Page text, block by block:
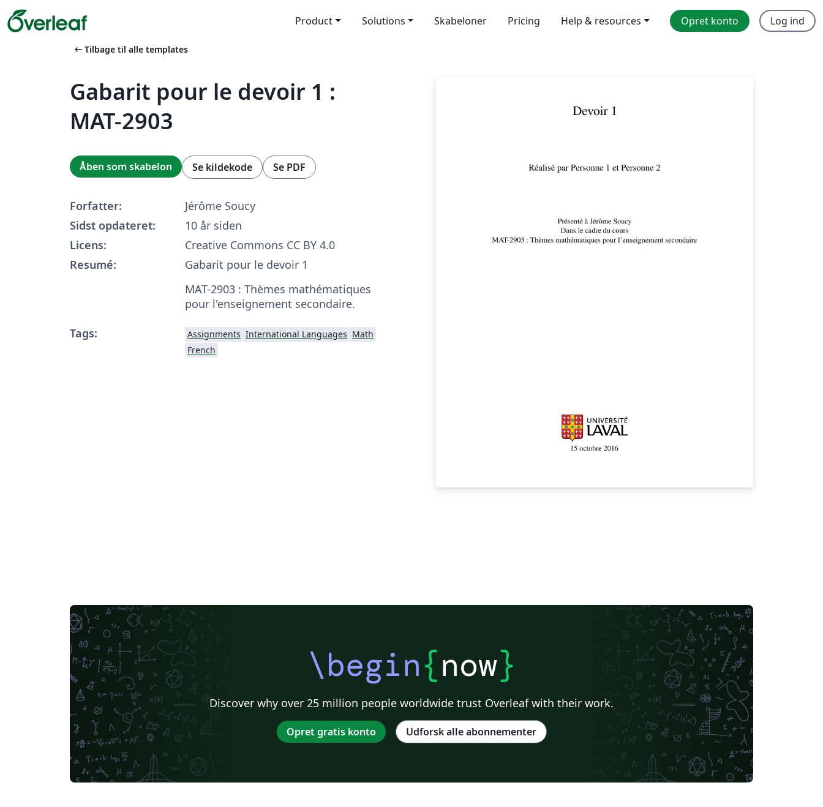
Product Solutions Skabeloner Pricing Help & resources Opret konto Log ind
arrow_left_alt Tilbage til alle templates
Gabarit pour le devoir 1 :
MAT-2903
Åben som skabelon Se kildekode Se PDF
Forfatter:
Jérôme Soucy
Sidst opdateret:
10 år siden
Licens:
Creative Commons CC BY 4.0
Resumé:
Gabarit pour le devoir 1
MAT-2903 : Thèmes mathématiques
pour l'enseignement secondaire.
Tags:
Assignments International Languages Math
French
\begin{now}
Discover why over 25 million people worldwide trust Overleaf with their work.
Opret gratis konto Udforsk alle abonnementer